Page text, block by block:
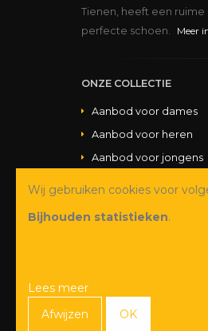
Tienen, heeft een
perfecte schoen.
Meer
ONZE COLLECTIE
Aanbod voor dames
Aanbod voor heren
Aanbod voor jongens
©
Wij gebruiken cookies voor
Bijhouden statistieken.
Lees meer
Afwijzen
OK